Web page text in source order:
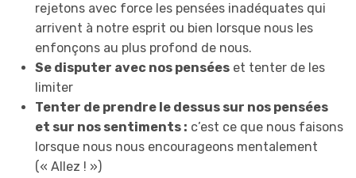
rejetons avec force les pensées inadéquates qui
arrivent à notre esprit ou bien lorsque nous les
enfonçons au plus profond de nous.
Se disputer avec nos penséeset tenter de les
limiter
Tenter de prendre le dessus sur nos pensées
et sur nos sentiments : c’est ce que nous faisons
lorsque nous nous encourageons mentalement
(« Allez ! »)